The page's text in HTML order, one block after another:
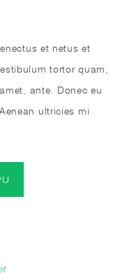
et netus et
tortor quam,
ante. Donec eu
ultricies mi